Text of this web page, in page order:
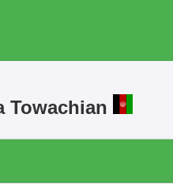
Towachian